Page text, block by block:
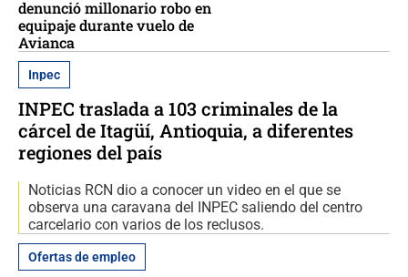
denunció millonario robo en
equipaje durante vuelo de
Avianca
Inpec
INPEC traslada a 103 criminales de la
cárcel de Itagüí, Antioquia, a diferentes
regiones del país
Noticias RCN dio a conocer un video en el que se
observa una caravana del INPEC saliendo del centro
carcelario con varios de los reclusos.
Ofertas de empleo